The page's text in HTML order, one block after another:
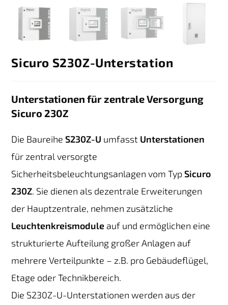
Sicuro S230Z-Unterstation
Unterstationen für zentrale Versorgung
Sicuro 230Z
Die BaureiheS230Z-U umfasst Unterstationen
für zentral versorgte
Sicherheitsbeleuchtungsanlagen vom TypSicuro
230Z. Sie dienen als dezentrale Erweiterungen
der Hauptzentrale, nehmen zusätzliche
Leuchtenkreismodule auf und ermöglichen eine
strukturierte Aufteilung großer Anlagen auf
mehrere Verteilpunkte – z.B. pro Gebäudeflügel,
Etage oder Technikbereich.
Die S230Z-U-Unterstationen werden aus der